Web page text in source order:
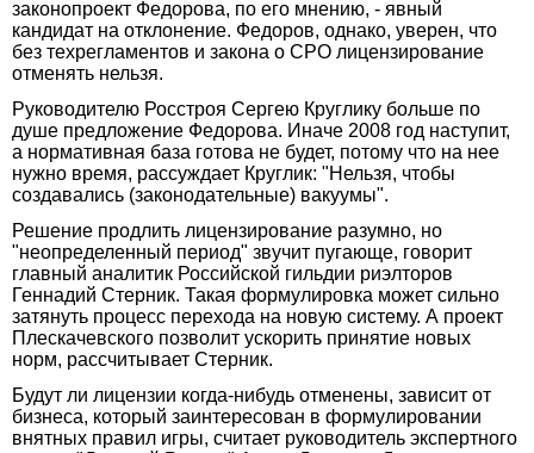
законопроект Федорова, по его мнению, - явный
кандидат на отклонение. Федоров, однако, уверен, что
без техрегламентов и закона о СРО лицензирование
отменять нельзя.
Руководителю Росстроя Сергею Круглику больше по
душе предложение Федорова. Иначе 2008 год наступит,
а нормативная база готова не будет, потому что на нее
нужно время, рассуждает Круглик: "Нельзя, чтобы
создавались (законодательные) вакуумы".
Решение продлить лицензирование разумно, но
"неопределенный период" звучит пугающе, говорит
главный аналитик Российской гильдии риэлторов
Геннадий Стерник. Такая формулировка может сильно
затянуть процесс перехода на новую систему. А проект
Плескачевского позволит ускорить принятие новых
норм, рассчитывает Стерник.
Будут ли лицензии когда-нибудь отменены, зависит от
бизнеса, который заинтересован в формулировании
внятных правил игры, считает руководитель экспертного